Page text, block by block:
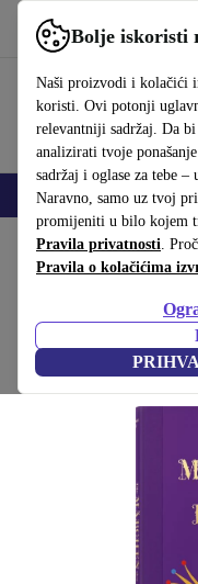
Bolje iskoristi
Naši proizvodi i kolačići
koristi. Ovi potonji
relevantniji sadržaj. Da
analizirati tvoje
sadržaj i oglase za tebe
Naravno, samo uz tvoj
promijeniti u bilo kojem
Pravila privatnosti.
Pravila o kolačićima
Koristi refurbed brzo i
Mobiteli Prijenosna
Početna stranica Proizvodi
Bajke braće
Bijela
(Prikupljanje